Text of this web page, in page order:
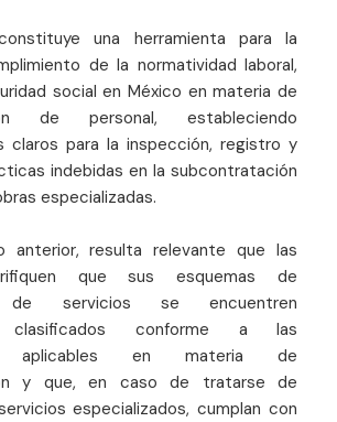
una herramienta para la
de la normatividad laboral,
social en México en materia de
de personal, estableciendo
claros para la inspección, registro y
indebidas en la subcontratación
especializadas.
anterior, resulta relevante que las
que sus esquemas de
de servicios se encuentren
clasificados conforme a las
aplicables en materia de
y que, en caso de tratarse de
especializados, cumplan con